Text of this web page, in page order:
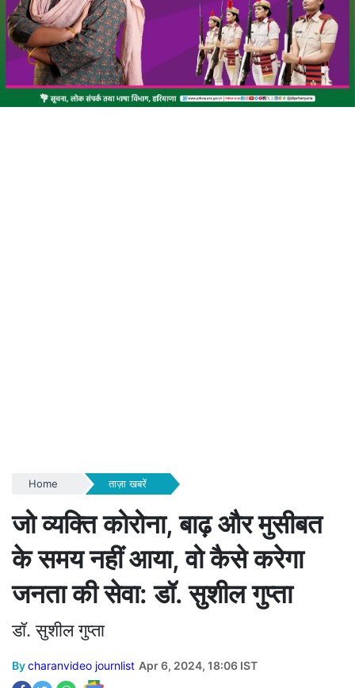
Home ताज़ा खबरें
जो व्यक्ति कोरोना, बाढ़ और मुसीबत
के समय नहीं आया, वो कैसे करेगा
जनता की सेवा: डॉ. सुशील गुप्ता
डॉ. सुशील गुप्ता
Bycharanvideo journlist Apr 6, 2024, 18:06 IST